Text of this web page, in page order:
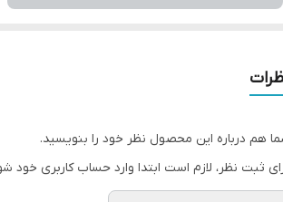
هم درباره این محصول نظر خود را بنویسید.
ثبت نظر، لازم است ابتدا وارد حساب کاربری خود